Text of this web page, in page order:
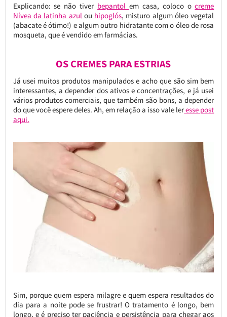
Explicando: se não tiver bepantol em casa, coloco ocreme
Nívea da latinha azul ou hipoglós, misturo algum óleo vegetal
(abacate é ótimo!) e algum outro hidratante com o óleo de rosa
mosqueta, que é vendido em farmácias.
OS CREMES PARA ESTRIAS
Já usei muitos produtos manipulados e acho que são sim bem
interessantes, a depender dos ativos e concentrações, e já usei
vários produtos comerciais, que também são bons, a depender
do que você espere deles. Ah, em relação a isso vale leresse post
aqui.
Sim, porque quem espera milagre e quem espera resultados do
dia para a noite pode se frustrar! O tratamento é longo, bem
longo, e é preciso ter paciência e persistência para chegar aos